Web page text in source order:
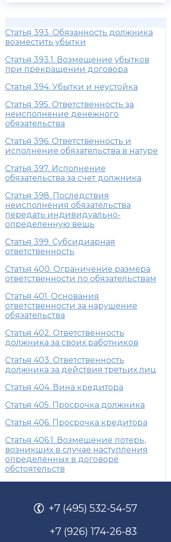
Статья 393. Обязанность должника
возместить убытки
Статья 393.1. Возмещение убытков
при прекращении договора
Статья 394. Убытки и неустойка
Статья 395. Ответственность за
неисполнение денежного
обязательства
Статья 396. Ответственность и
исполнение обязательства в натуре
Статья 397. Исполнение
обязательства за счет должника
Статья 398. Последствия
неисполнения обязательства
передать индивидуально-
определенную вещь
Статья 399. Субсидиарная
ответственность
Статья 400. Ограничение размера
ответственности по обязательствам
Статья 401. Основания
ответственности за нарушение
обязательства
Статья 402. Ответственность
должника за своих работников
Статья 403. Ответственность
должника за действия третьих лиц
Статья 404. Вина кредитора
Статья 405. Просрочка должника
Статья 406. Просрочка кредитора
Статья 406.1. Возмещение потерь,
возникших в случае наступления
определенных в договоре
обстоятельств
+7 (495) 532-54-57
+7 (926) 174-26-83